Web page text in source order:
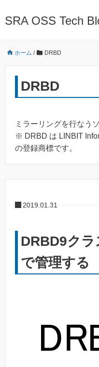
SRA OSS Tech
ホーム / DRBD
DRBD
ミラーリングを行なう
※ DRBD は LINBIT
の登録商標です。
2019.01.31
DRBD9ク
で管理する